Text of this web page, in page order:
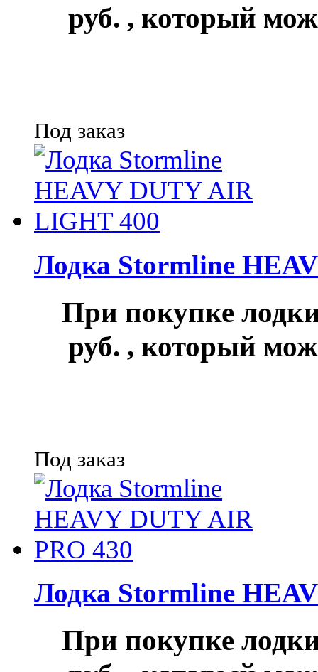
руб. , который
Под заказ
Лодка Stormline
При покупке
руб. , который
Под заказ
Лодка Stormline
При покупке